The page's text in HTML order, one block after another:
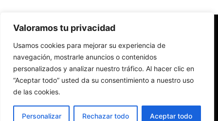
Valoramos tu privacidad
Usamos cookies para mejorar su experiencia de
navegación, mostrarle anuncios o contenidos
personalizados y analizar nuestro tráfico. Al hacer clic en
“Aceptar todo” usted da su consentimiento a nuestro uso
de las cookies.
Personalizar Rechazar todo Aceptar todo
Redes Cristianas
Una mirada alternativa sobre la Iglesia católica y la sociedad
- Colectivos de Redes Cristianas